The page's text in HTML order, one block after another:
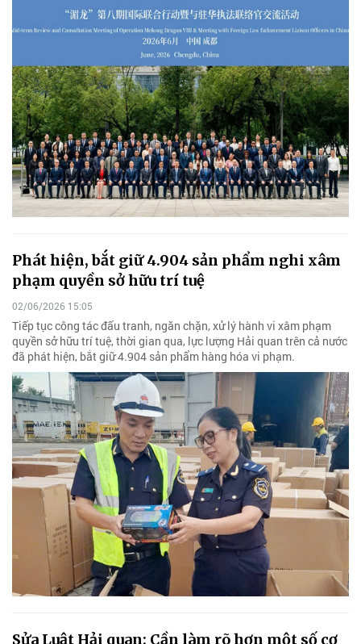
Phát hiện, bắt giữ 4.904 sản phẩm nghi xâm
phạm quyền sở hữu trí tuệ
02/06/2026 15:05
Tiếp tục công tác đấu tranh, ngăn chặn, xử lý hành vi xâm phạm
quyền sở hữu trí tuệ, thời gian qua, lực lượng Hải quan trên cả nước
đã phát hiện, bắt giữ 4.904 sản phẩm hàng hóa vi phạm.
Sửa Luật Hải quan: Cần làm rõ hơn một số cơ